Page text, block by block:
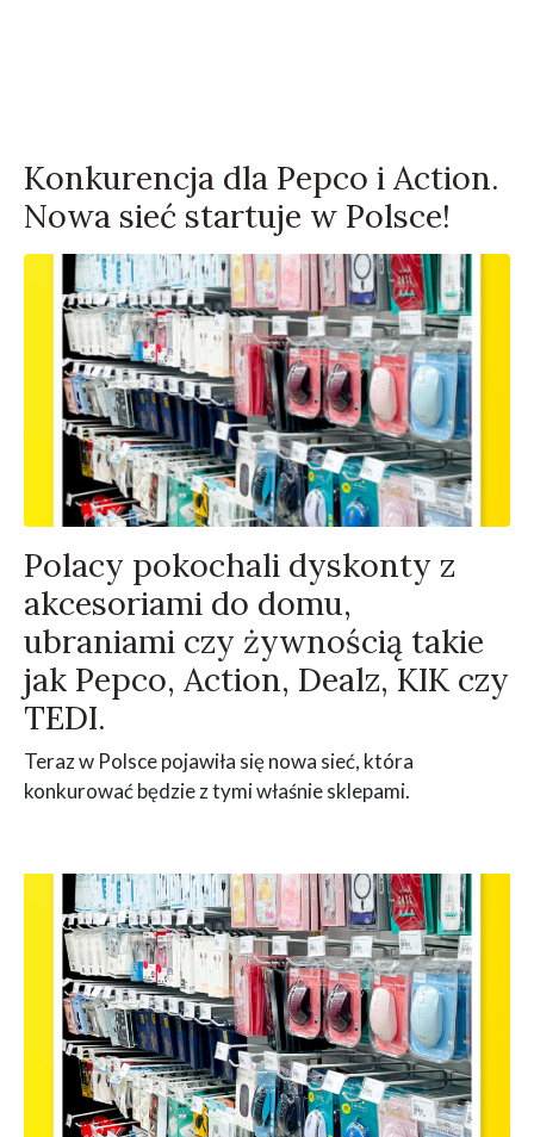
Konkurencja dla Pepco i Action.
Nowa sieć startuje w Polsce!
Polacy pokochali dyskonty z
akcesoriami do domu,
ubraniami czy żywnością takie
jak Pepco, Action, Dealz, KIK czy
TEDI.
Teraz w Polsce pojawiła się nowa sieć, która
konkurować będzie z tymi właśnie sklepami.